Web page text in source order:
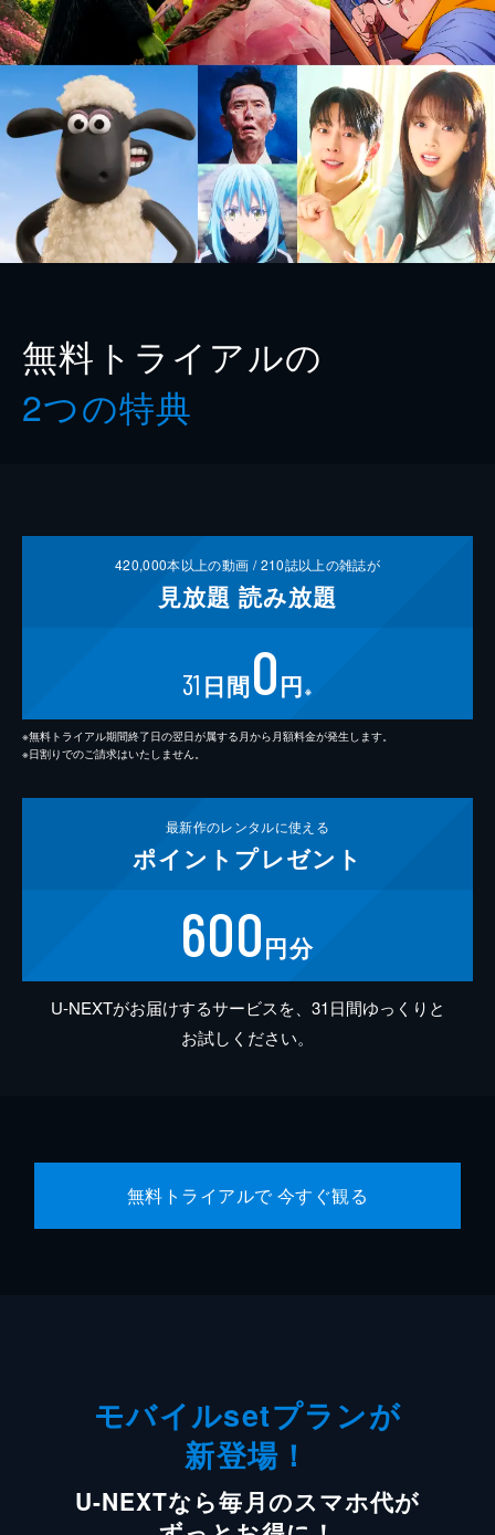
無料トライアルの
2つの特典
420,000本以上の動画 /210誌以上の雑誌が
見放題 読み放題
31 日間0円 ※
※無料トライアル期間終了日の翌日が属する月から月額料金が発生します。
※日割りでのご請求はいたしません。
最新作のレンタルに使える
ポイント プレゼント
600円分
U-NEXTがお届けするサービスを、31日間ゆっくりと
お試しください。
無料トライアルで 今すぐ観る
モバイルsetプランが
新登場！
U-NEXTなら毎月のスマホ代が